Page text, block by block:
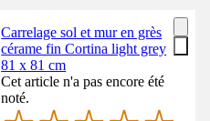
Carrelage sol et mur en grès
cérame fin Cortina light grey
81 x 81 cm
Cet article n'a pas encore été
noté.